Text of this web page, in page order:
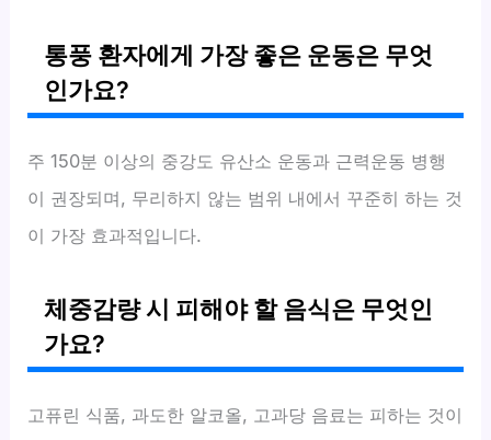
통풍 환자에게 가장 좋은 운동은 무엇
인가요?
주 150분 이상의 중강도 유산소 운동과 근력운동 병행
이 권장되며, 무리하지 않는 범위 내에서 꾸준히 하는 것
이 가장 효과적입니다.
체중감량 시 피해야 할 음식은 무엇인
가요?
고퓨린 식품, 과도한 알코올, 고과당 음료는 피하는 것이